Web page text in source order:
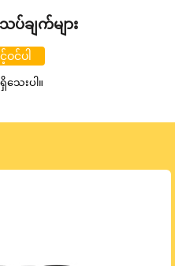
ချက်များ
င်ပါ
ေးပါ။